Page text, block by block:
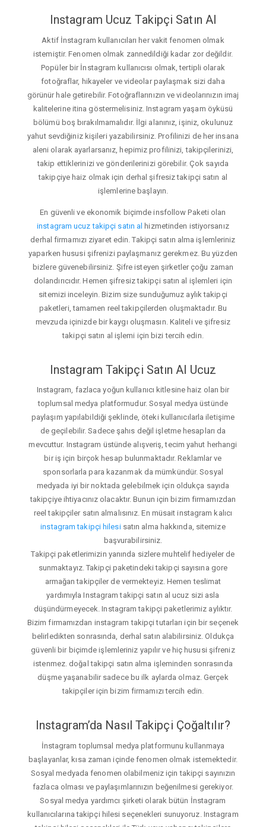
Instagram Ucuz Takipçi Satın Al
Aktif İnstagram kullanıcıları her vakit fenomen olmak
istemiştir. Fenomen olmak zannedildiği kadar zor değildir.
Popüler bir İnstagram kullanıcısı olmak, tertipli olarak
fotoğraflar, hikayeler ve videolar paylaşmak sizi daha
görünür hale getirebilir. Fotoğraflarınızın ve videolarınızın imaj
kalitelerine itina göstermelisiniz. Instagram yaşam öyküsü
bölümü boş bırakılmamalıdır. İlgi alanınız, işiniz, okulunuz
yahut sevdiğiniz kişileri yazabilirsiniz. Profilinizi de her insana
aleni olarak ayarlarsanız, hepimiz profilinizi, takipçilerinizi,
takip ettiklerinizi ve gönderilerinizi görebilir. Çok sayıda
takipçiye haiz olmak için derhal şifresiz takipçi satın al
işlemlerine başlayın.
En güvenli ve ekonomik biçimde insfollow Paketi olan
instagram ucuz takipçi satın al hizmetinden istiyorsanız
derhal firmamızı ziyaret edin. Takipçi satın alma işlemleriniz
yaparken hususi şifrenizi paylaşmanız gerekmez. Bu yüzden
bizlere güvenebilirsiniz. Şifre isteyen şirketler çoğu zaman
dolandırıcıdır. Hemen şifresiz takipçi satın al işlemleri için
sitemizi inceleyin. Bizim size sunduğumuz aylık takipçi
paketleri, tamamen reel takipçilerden oluşmaktadır. Bu
mevzuda içinizde bir kaygı oluşmasın. Kaliteli ve şifresiz
takipçi satın al işlemi için bizi tercih edin.
Instagram Takipçi Satın Al Ucuz
Instagram, fazlaca yoğun kullanıcı kitlesine haiz olan bir
toplumsal medya platformudur. Sosyal medya üstünde
paylaşım yapılabildiği şeklinde, öteki kullanıcılarla iletişime
de geçilebilir. Sadece şahıs değil işletme hesapları da
mevcuttur. Instagram üstünde alışveriş, tecim yahut herhangi
bir iş için birçok hesap bulunmaktadır. Reklamlar ve
sponsorlarla para kazanmak da mümkündür. Sosyal
medyada iyi bir noktada gelebilmek için oldukça sayıda
takipçiye ihtiyacınız olacaktır. Bunun için bizim firmamızdan
reel takipçiler satın almalısınız. En müsait instagram kalıcı
instagram takipçi hilesisatın alma hakkında, sitemize
başvurabilirsiniz.
Takipçi paketlerimizin yanında sizlere muhtelif hediyeler de
sunmaktayız. Takipçi paketindeki takipçi sayısına gore
armağan takipçiler de vermekteyiz. Hemen teslimat
yardımıyla Instagram takipçi satın al ucuz sizi asla
düşündürmeyecek. Instagram takipçi paketlerimiz aylıktır.
Bizim firmamızdan instagram takipçi tutarları için bir seçenek
belirledikten sonrasında, derhal satın alabilirsiniz. Oldukça
güvenli bir biçimde işlemleriniz yapılır ve hiç hususi şifreniz
istenmez. doğal takipçi satın alma işleminden sonrasında
düşme yaşanabilir sadece bu ilk aylarda olmaz. Gerçek
takipçiler için bizim firmamızı tercih edin.
Instagram’da Nasıl Takipçi Çoğaltılır?
İnstagram toplumsal medya platformunu kullanmaya
başlayanlar, kısa zaman içinde fenomen olmak istemektedir.
Sosyal medyada fenomen olabilmeniz için takipçi sayınızın
fazlaca olması ve paylaşımlarınızın beğenilmesi gerekiyor.
Sosyal medya yardımcı şirketi olarak bütün İnstagram
kullanıcılarına takipçi hilesi seçenekleri sunuyoruz. Instagram